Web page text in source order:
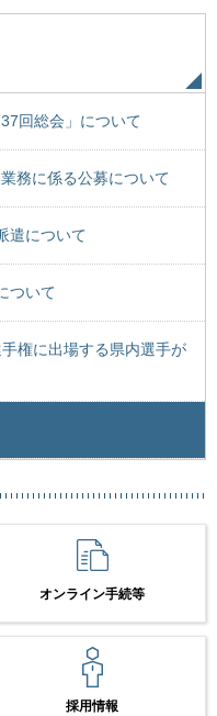
回総会」について
務に係る公募について
遣について
ついて
権に出場する県内選手が
オンライン手続等
採用情報